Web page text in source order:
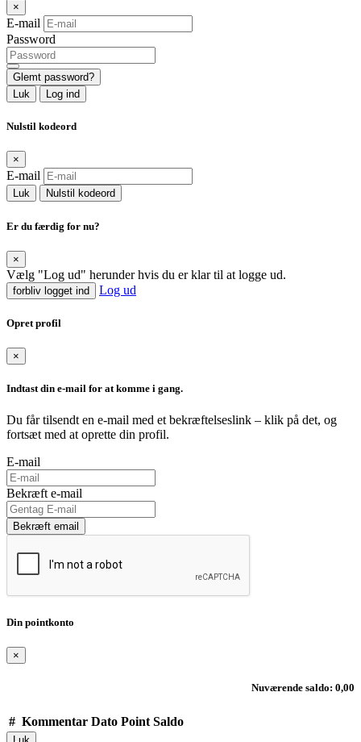
×
E-mail
Password
Glemt password?
Luk
Log ind
Nulstil kodeord
×
E-mail
Luk Nulstil kodeord
Er du færdig for nu?
×
Vælg "Log ud" herunder hvis du er klar til at logge ud.
forbliv logget ind Log ud
Opret profil
×
Indtast din e-mail for at komme i gang.
Du får tilsendt en e-mail med et bekræftelseslink – klik på det, og
fortsæt med at oprette din profil.
E-mail
Bekræft e-mail
Bekræft email
Din pointkonto
×
Nuværende saldo: 0,00
# Kommentar Dato Point Saldo